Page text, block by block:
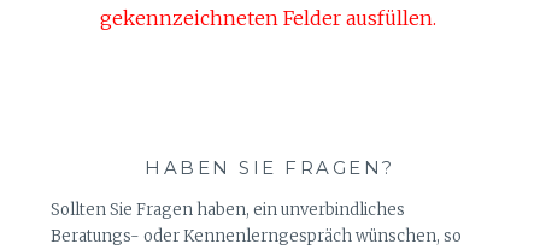
gekennzeichneten Felder ausfüllen.
HABEN SIE FRAGEN?
Sollten Sie Fragen haben, ein unverbindliches
Beratungs- oder Kennenlerngespräch wünschen, so